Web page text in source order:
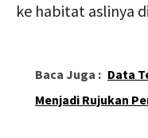
ke habitat aslinya
Baca Juga : Data
Menjadi Rujukan